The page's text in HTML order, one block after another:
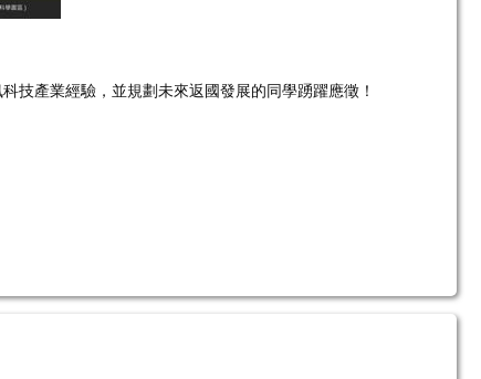
技產業經驗，並規劃未來返國發展的同學踴躍應徵！